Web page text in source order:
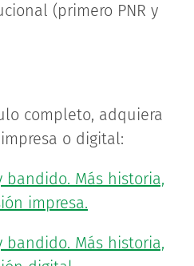
(primero PNR y
completo, adquiera
o digital:
bandido. Más historia,
impresa.
bandido. Más historia,